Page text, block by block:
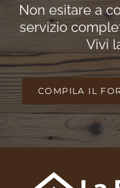
Non esitare a
servizio
Vivi
COMPILA IL